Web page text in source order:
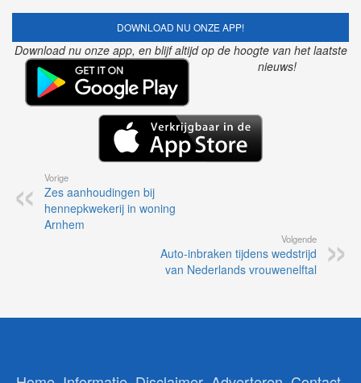
DOWNLOAD NU ONZE APP!
Download nu onze app, en blijf altijd op de hoogte van het laatste
nieuws!
Vorige
Zes aanhoudingen bij
hennepkwekerij in woning
Arnhem
Volgende
Auto-inbraken tijdens wedstrijd
van Nederlands vrouwenelftal